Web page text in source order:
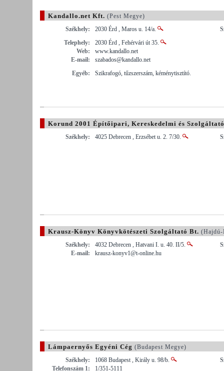
Kandallo.net Kft. (Pest Megye)
Székhely:
2030 Érd , Maros u. 14/a.
Telephely:
2030 Érd , Fehérvári út 35.
Web:
www.kandallo.net
E-mail:
szabados@kandallo.net
Egyéb:
Szikrafogó, tűzszerszám, kéménytisztító.
Korund 2001 Építőipari, Kereskedelmi és
Székhely: 4025 Debrecen , Erzsébet u. 2. 7/30.
Krausz-Könyv Könyvkötészeti Szolgáltató Bt.
Székhely:
4032 Debrecen , Hatvani I. u. 40. II/5.
E-mail:
krausz-konyv1@t-online.hu
Lámpaernyős Egyéni Cég (Budapest Megye)
Székhely:
1068 Budapest , Király u. 98/b.
Telefonszám 1:
1/351-5111